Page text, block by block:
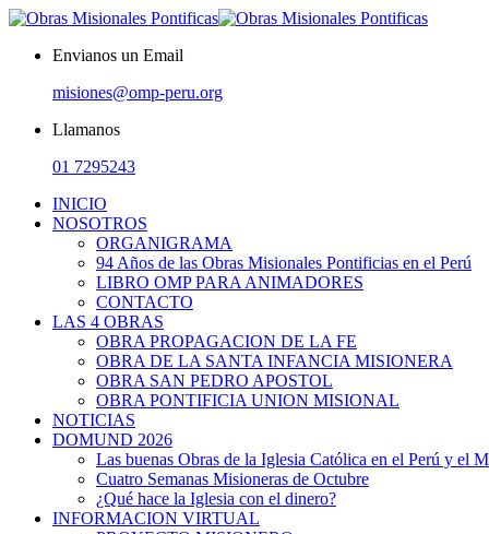
Envianos un Email
misiones@omp-peru.org
Llamanos
01 7295243
INICIO
NOSOTROS
ORGANIGRAMA
94 Años de las Obras Misionales Pontificias en el Perú
LIBRO OMP PARA ANIMADORES
CONTACTO
LAS 4 OBRAS
OBRA PROPAGACION DE LA FE
OBRA DE LA SANTA INFANCIA MISIONERA
OBRA SAN PEDRO APOSTOL
OBRA PONTIFICIA UNION MISIONAL
NOTICIAS
DOMUND 2026
Las buenas Obras de la Iglesia Católica en el Perú y el
Cuatro Semanas Misioneras de Octubre
¿Qué hace la Iglesia con el dinero?
INFORMACION VIRTUAL